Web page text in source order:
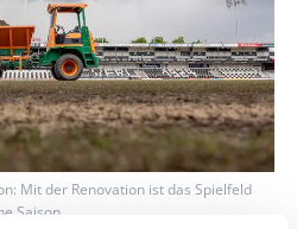
Mit der Renovation ist das Spielfeld
Saison